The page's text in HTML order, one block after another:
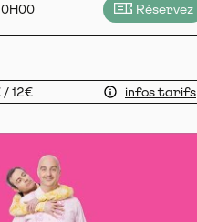
Réservez
12€ infos tarifs